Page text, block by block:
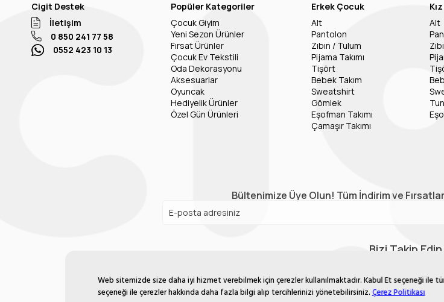
Web sitemizde size daha iyi hizmet verebilmek için çerezler kullanılmaktadır. Kabul Et seçeneği ile
seçeneği ile çerezler hakkında daha fazla bilgi alıp tercihlerinizi yönetebilirsiniz.Çerez Politikası
Cigit Destek
İletişim
0 850 241 77 58
0552 423 10 13
Popüler Kategoriler
Çocuk Giyim
Yeni Sezon Ürünler
Fırsat Ürünler
Çocuk Ev Tekstili
Oda Dekorasyonu
Aksesuarlar
Oyuncak
Hediyelik Ürünler
Özel Gün Ürünleri
Erkek Çocuk
Alt
Pantolon
Zıbın / Tulum
Pijama Takımı
Tişört
Bebek Takım
Sweatshirt
Gömlek
Eşofman Takımı
Çamaşır Takımı
Alt
Bültenimize Üye Olun! Tüm İndirim ve
Bizi Takip Edin